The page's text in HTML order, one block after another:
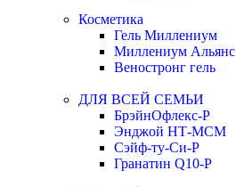
Косметика
Гель Миллениум
Миллениум Альянс
Веностронг гель
ДЛЯ ВСЕЙ СЕМЬИ
БрэйнОфлекс-Р
Энджой НТ-МСМ
Сэйф-ту-Си-Р
Гранатин Q10-Р